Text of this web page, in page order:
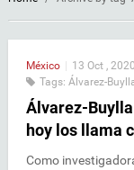
México 13 Oct , 2020
Tags: Álvarez-
Álvarez-
hoy los llama
Como